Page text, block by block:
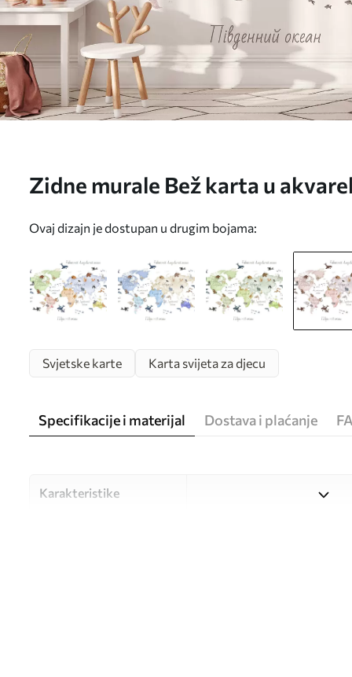
Zidne murale Bež karta u
Ovaj dizajn je dostupan u drugim bojama:
Svjetske karte Karta svijeta za djecu
Specifikacije i materijal Dostava i plaćanje
Karakteristike